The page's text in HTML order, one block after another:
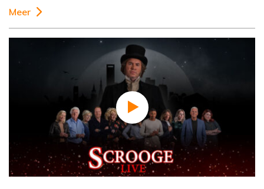
Meer